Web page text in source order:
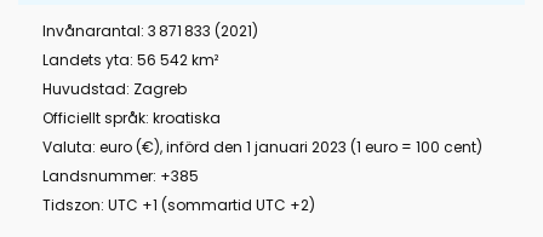
Invånarantal: 3 871 833 (2021)
Landets yta: 56 542 km²
Huvudstad: Zagreb
Officiellt språk: kroatiska
Valuta: euro (€), införd den 1 januari 2023 (1 euro = 100 cent)
Landsnummer: +385
Tidszon: UTC +1 (sommartid UTC +2)